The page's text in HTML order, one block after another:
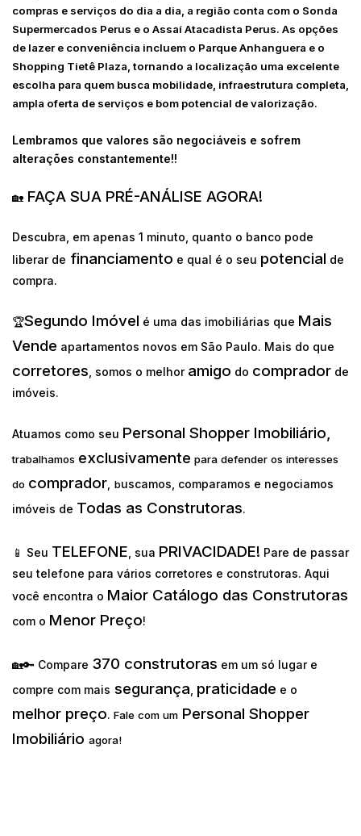
compras e serviços do dia a dia, a região conta com o Sonda
Supermercados Perus e o Assaí Atacadista Perus. As opções
de lazer e conveniência incluem o Parque Anhanguera e o
Shopping Tietê Plaza, tornando a localização uma excelente
escolha para quem busca mobilidade, infraestrutura completa,
ampla oferta de serviços e bom potencial de valorização.
Lembramos que valores são negociáveis e sofrem
alterações constantemente!!
🏡 FAÇA SUA PRÉ-ANÁLISE AGORA!
Descubra, em apenas 1 minuto, quanto o banco pode
liberar de financiamento e qual é o seu potencial de
compra.
🏆Segundo Imóvel é uma das imobiliárias que Mais
Vende apartamentos novos em São Paulo. Mais do que
corretores , somos o melhor amigo do comprador de
imóveis.
Atuamos como seu Personal Shopper Imobiliário,
trabalhamos exclusivamente para defender os interesses
do comprador, buscamos, comparamos e negociamos
imóveis de Todas as Construtoras.
📱 Seu TELEFONE , sua PRIVACIDADE! Pare de passar
seu telefone para vários corretores e construtoras. Aqui
você encontra o Maior Catálogo das Construtoras
com o Menor Preço!
🏡🔑 Compare 370 construtoras em um só lugar e
compre com mais segurança praticidade e o
melhor preço. Fale com um Personal Shopper
Imobiliário agora!